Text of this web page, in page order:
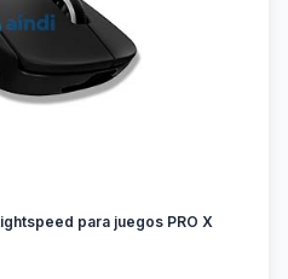
para juegos PRO X